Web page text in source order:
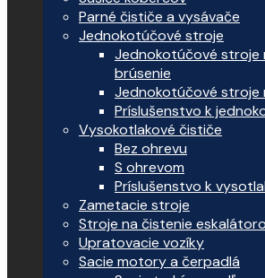
Parné čističe a vysávače
Jednokotúčové stroje
Jednokotúčové stroje
brúsenie
Jednokotúčové stroje
Príslušenstvo k
Vysokotlakové čističe
Bez ohrevu
S ohrevom
Príslušenstvo k
Zametacie stroje
Stroje na čistenie
Upratovacie vozíky
Sacie motory a čerpadlá